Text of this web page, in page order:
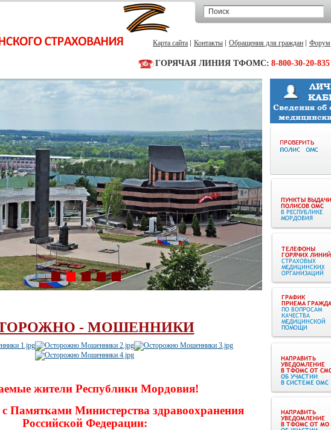
Карта сайта Контакты Обращения для граждан Форум
ГОРЯЧАЯ ЛИНИЯ ТФОМС: 8-800-30-20-835
- МОШЕННИКИ
жители Республики Мордовия!
с Памятками Министерства здравоохранения
Российской Федерации: